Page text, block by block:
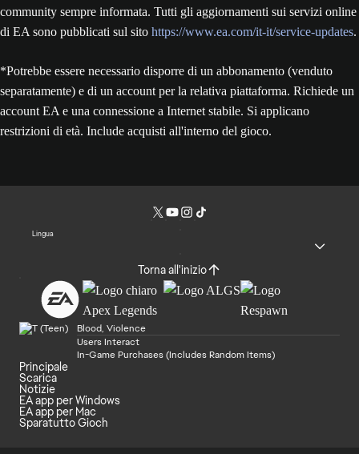
community sempre informata. Tutti gli aggiornamenti sui servizi online
di EA sono pubblicati sul sito https://www.ea.com/it-it/service-updates.
*Potrebbe essere necessario disporre di un abbonamento (venduto
separatamente) e di un account per la relativa piattaforma. Richiede un
account EA e una connessione a Internet stabile. Si applicano
restrizioni di età. Include acquisti all'interno del gioco.
Lingua
Torna all'inizio
Blood, Violence
Users Interact
In-Game Purchases (Includes Random Items)
Principale
Scarica
Notizie
EA app per Windows
EA app per Mac
Sparatutto Gioch